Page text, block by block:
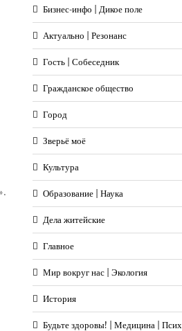
Бизнес-инфо | Дикое поле
Актуально | Резонанс
Гость | Собеседник
Гражданское общество
Город
Зверьё моё
Культура
Образование | Наука
Дела житейские
Главное
Мир вокруг нас | Экология
История
Будьте здоровы! | Медицина |